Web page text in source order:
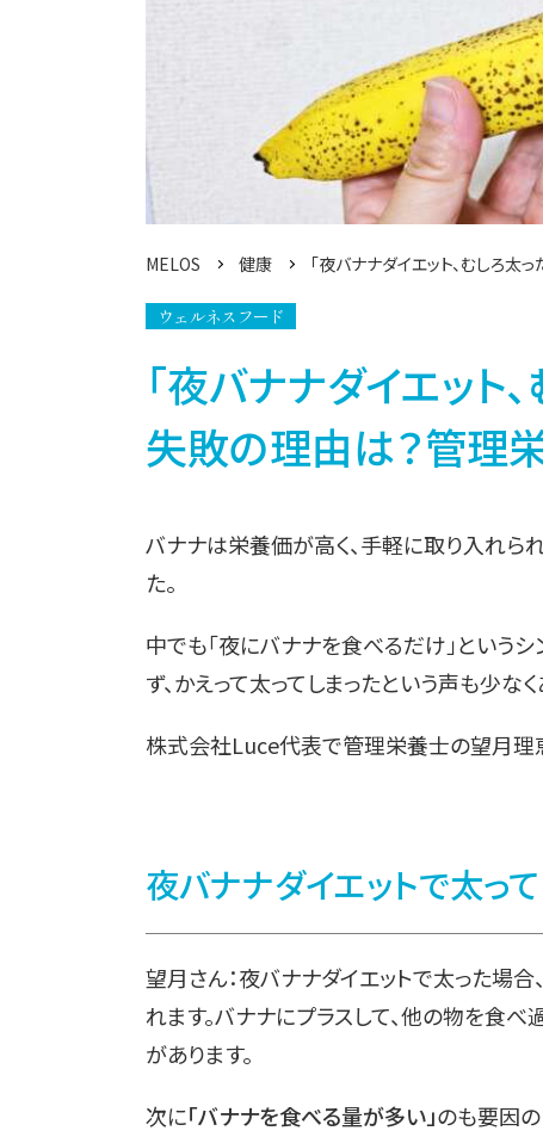
MELOS 健康 「夜バナナダイエット、むしろ
ウェルネスフード
「夜バナナダイエット
失敗の理由は？管理
バナナは栄養価が高く、手軽に取り入れら
た。
中でも「夜にバナナを食べるだけ」という
ず、かえって太ってしまったという声も少なく
株式会社Luce代表で管理栄養士の望月理
夜バナナダイエットで太っ
望月さん：夜バナナダイエットで太った場合
れます。バナナにプラスして、他の物を食
があります。
次に「バナナを食べる量が多い」のも要因の